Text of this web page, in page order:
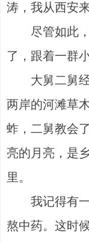
涛，我从西安
尽管如此，
了，跟着一群
大舅二舅经
两岸的河滩草
蚱，二舅教会
亮的月亮，是
里。
我记得有一
熬中药。这时